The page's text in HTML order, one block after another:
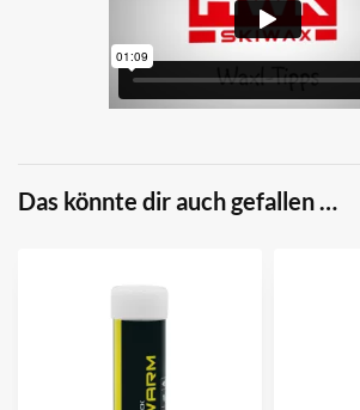
Das könnte dir auch gefallen …